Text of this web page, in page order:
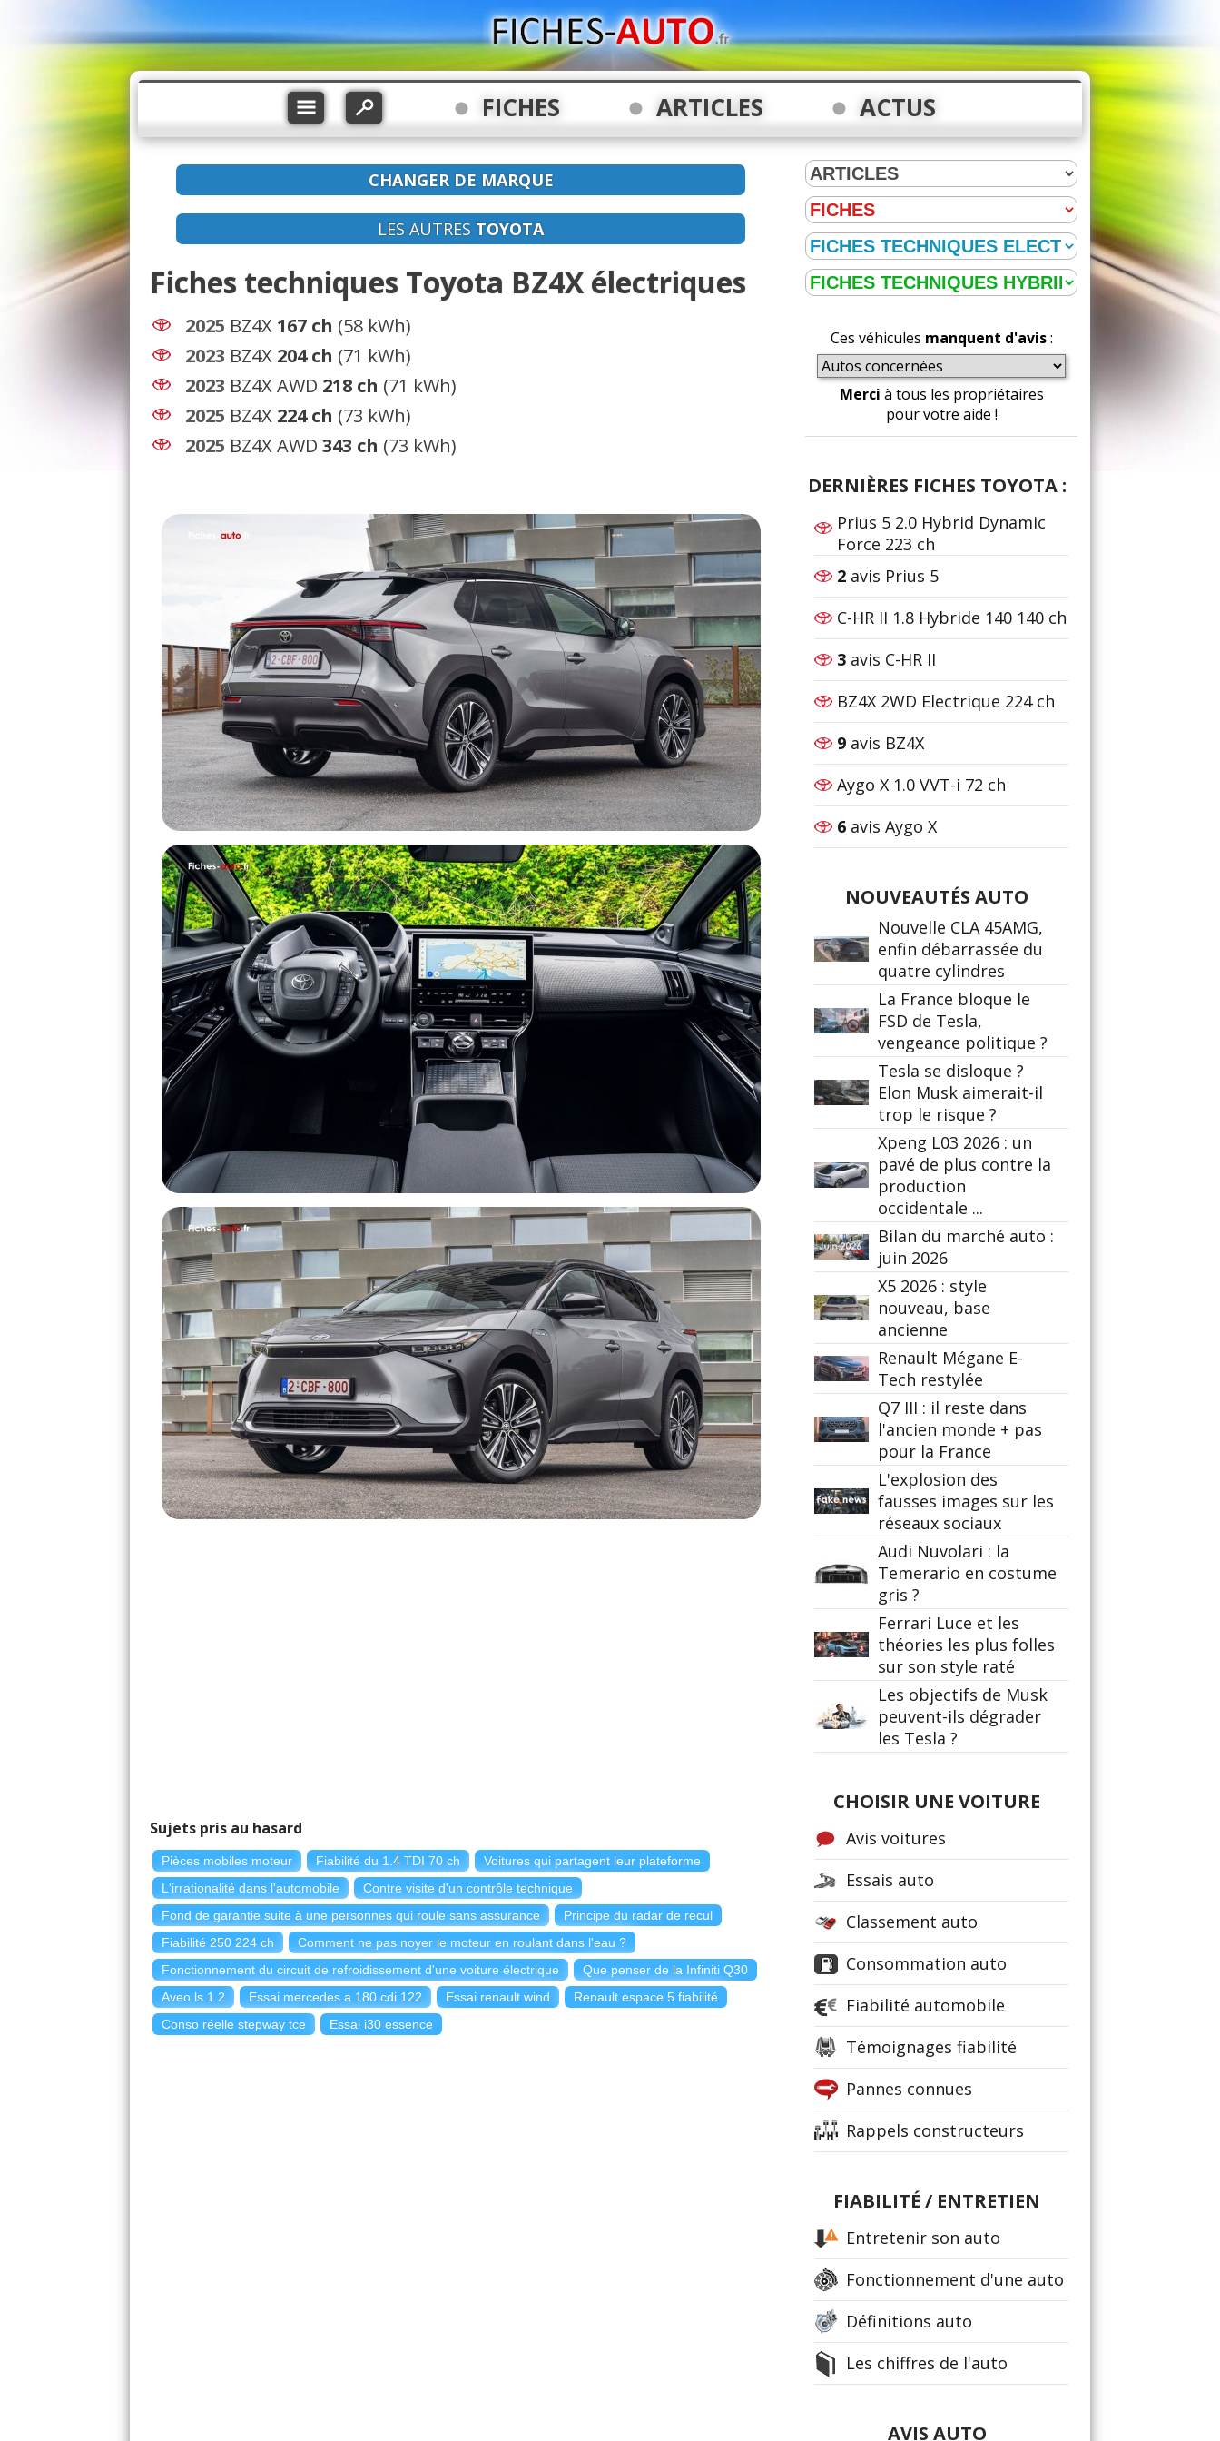
FICHES ARTICLES ACTUS
CHANGER DE MARQUE
LES AUTRES TOYOTA
Fiches techniques Toyota BZ4X électriques
2025 BZ4X 167 ch (58 kWh)
2023 BZ4X 204 ch (71 kWh)
2023 BZ4X AWD 218 ch (71 kWh)
2025 BZ4X 224 ch (73 kWh)
2025 BZ4X AWD 343 ch (73 kWh)
Sujets pris au hasard
Pièces mobiles moteur Fiabilité du 1.4 TDI 70 ch
Voitures qui partagent leur plateforme
L'irrationalité dans l'automobile
Contre visite d'un contrôle technique
Fond de garantie suite à une personnes qui roule sans assurance
Principe du radar de recul
Fiabilité 250 224 ch
Comment ne pas noyer le moteur en roulant dans l'eau ?
Fonctionnement du circuit de refroidissement d'une voiture électrique
Que penser de la Infiniti Q30
Aveo ls 1.2
Essai mercedes a 180 cdi 122 Essai renault wind
Renault espace 5 fiabilité
Conso réelle stepway tce
Essai i30 essence
Ces véhicules manquent d'avis:
Merci à tous les propriétaires
pour votre aide !
DERNIÈRES FICHES TOYOTA :
Prius 5 2.0 Hybrid Dynamic
Force 223 ch
2 avis Prius 5
C-HR II 1.8 Hybride 140 140 ch
3 avis C-HR II
BZ4X 2WD Electrique 224 ch
9 avis BZ4X
Aygo X 1.0 VVT-i 72 ch
6 avis Aygo X
NOUVEAUTÉS AUTO
Nouvelle CLA 45AMG,
enfin débarrassée du
quatre cylindres
La France bloque le
FSD de Tesla,
vengeance politique ?
Tesla se disloque ?
Elon Musk aimerait-il
trop le risque ?
Xpeng L03 2026 : un
pavé de plus contre la
production
occidentale ...
Bilan du marché auto :
juin 2026
X5 2026 : style
nouveau, base
ancienne
Renault Mégane E-
Tech restylée
Q7 III : il reste dans
l'ancien monde + pas
pour la France
L'explosion des
fausses images sur les
réseaux sociaux
Audi Nuvolari : la
Temerario en costume
gris ?
Ferrari Luce et les
théories les plus folles
sur son style raté
Les objectifs de Musk
peuvent-ils dégrader
les Tesla ?
CHOISIR UNE VOITURE
Avis voitures
Essais auto
Classement auto
Consommation auto
Fiabilité automobile
Témoignages fiabilité
Pannes connues
Rappels constructeurs
FIABILITÉ / ENTRETIEN
Entretenir son auto
Fonctionnement d'une auto
Définitions auto
Les chiffres de l'auto
AVIS AUTO